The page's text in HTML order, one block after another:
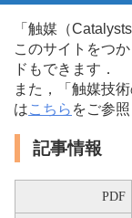
「触媒（
このサイトをつ
ドもできます．
また，「触媒技
はこちら をご参照
記事情報
PDF